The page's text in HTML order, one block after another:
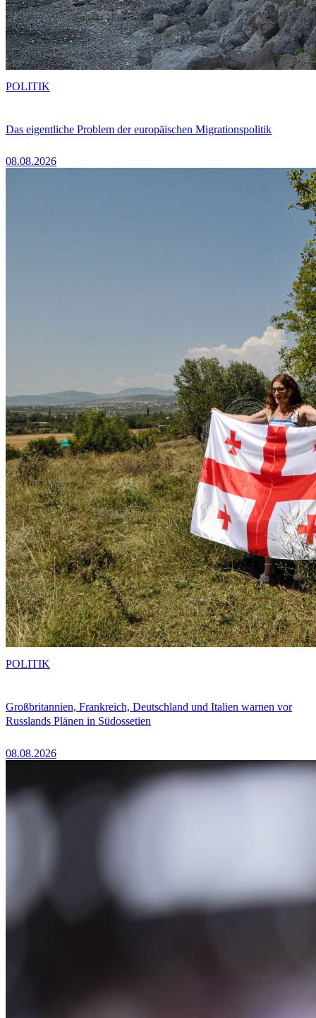
Das eigentliche Problem der europäischen Migrationspolitik
08.08.2026
POLITIK
Großbritannien, Frankreich, Deutschland und Italien warnen vor
Russlands Plänen in Südossetien
08.08.2026
POLITIK